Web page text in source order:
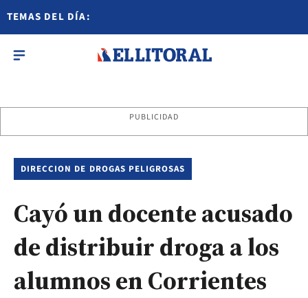
TEMAS DEL DÍA:
PUBLICIDAD
DIRECCION DE DROGAS PELIGROSAS
Cayó un docente acusado
de distribuir droga a los
alumnos en Corrientes